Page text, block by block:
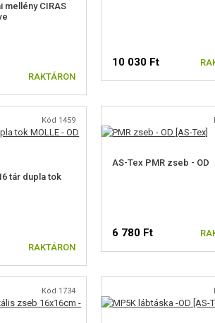
mellény CIRAS
RAKTÁRON
10 030 Ft
Kód 1459
tár dupla tok
RAKTÁRON
AS-Tex PMR zseb - OD
6 780 Ft
Kód 1734